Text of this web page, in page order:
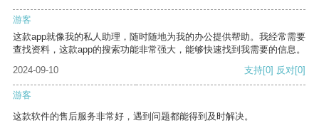
游客
这款app就像我的私人助理，随时随地为我的办公提供帮助。我经常需要
查找资料，这款app的搜索功能非常强大，能够快速找到我需要的信息。
2024-09-10
支持[0] 反对[0]
游客
这款软件的售后服务非常好，遇到问题都能得到及时解决。